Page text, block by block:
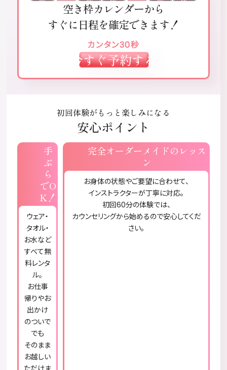
空き枠カレンダーから
すぐに日程を確定できます！
カンタン30秒
今すぐ予約する
初回体験がもっと楽しみになる
安心ポイント
手
ぶ
ら
でO
K！
ウェア・
タオル・
お水など
すべて無
料レンタ
ル。
お仕事
帰りやお
出かけ
のついで
でも
そのまま
お越しい
完全オーダーメイドのレッス
ン
お身体の状態やご要望に合わせて、
インストラクターが丁寧に対応。
初回60分の体験では、
カウンセリングから始めるので安心してくだ
さい。